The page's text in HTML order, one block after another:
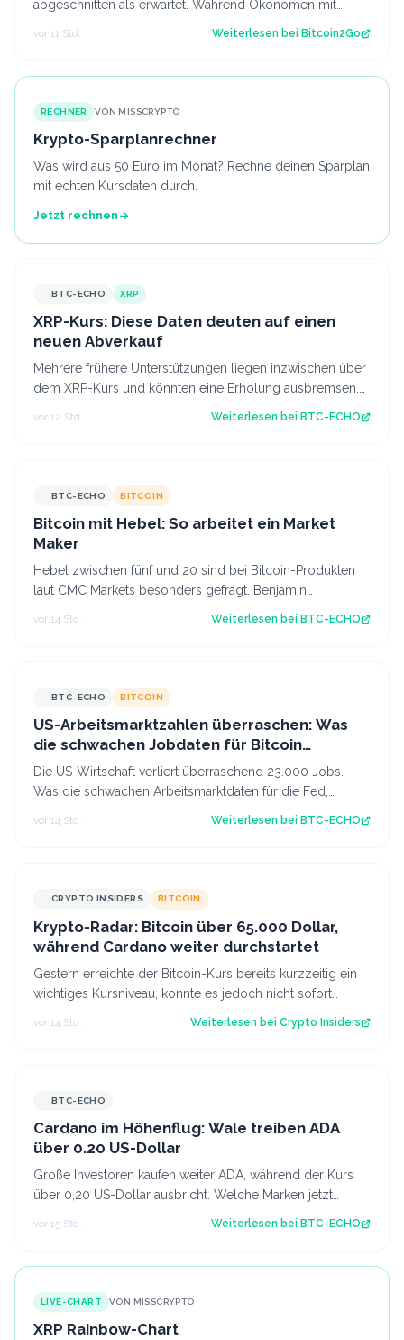
abgeschnitten als erwartet. Während Ökonomen mit
vor 11 Std. Weiterlesen bei Bitcoin2Go
RECHNER VON MISSCRYPTO
Krypto-Sparplanrechner
Was wird aus 50 Euro im Monat? Rechne deinen Sparplan
mit echten Kursdaten durch.
Jetzt rechnen
BTC-ECHO XRP
XRP-Kurs: Diese Daten deuten auf einen
neuen Abverkauf
Mehrere frühere Unterstützungen liegen inzwischen über
dem XRP-Kurs und könnten eine Erholung ausbremsen.
Nun kommt es darauf an, ob diese Z…
vor 12 Std. Weiterlesen bei BTC-ECHO
BTC-ECHO BITCOIN
Bitcoin mit Hebel: So arbeitet ein Market
Maker
Hebel zwischen fünf und 20 sind bei Bitcoin-Produkten
laut CMC Markets besonders gefragt. Benjamin
vor 14 Std. Weiterlesen bei BTC-ECHO
BTC-ECHO BITCOIN
US-Arbeitsmarktzahlen überraschen: Was
die schwachen Jobdaten für Bitcoin
bedeuten
Die US-Wirtschaft verliert überraschend 23.000 Jobs.
Was die schwachen Arbeitsmarktdaten für die Fed,
Bitcoin und den Krypto-Markt bedeuten.…
vor 14 Std. Weiterlesen bei BTC-ECHO
CRYPTO INSIDERS BITCOIN
Krypto-Radar: Bitcoin über 65.000 Dollar,
während Cardano weiter durchstartet
Gestern erreichte der Bitcoin-Kurs bereits kurzzeitig ein
wichtiges Kursniveau, konnte es jedoch nicht sofort
vor 14 Std. Weiterlesen bei Crypto Insiders
BTC-ECHO
Cardano im Höhenflug: Wale treiben ADA
über 0.20 US-Dollar
Große Investoren kaufen weiter ADA, während der Kurs
über 0,20 US-Dollar ausbricht. Welche Marken jetzt
vor 15 Std. Weiterlesen bei BTC-ECHO
LIVE-CHART VON MISSCRYPTO
XRP Rainbow-Chart